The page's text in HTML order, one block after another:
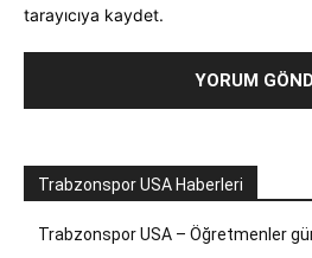
tarayıcıya kaydet.
Trabzonspor USA Haberleri
Trabzonspor USA – Öğretmenler